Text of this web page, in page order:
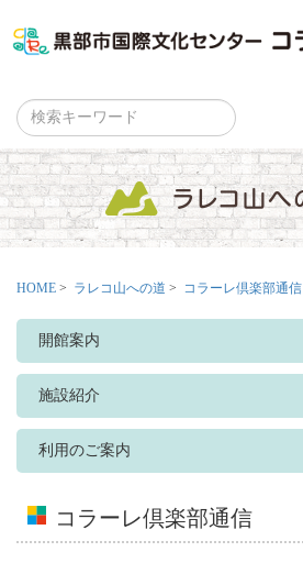
HOME > ラレコ山への道 > コラーレ倶楽部通信
開館案内
施設紹介
利用のご案内
コラーレ倶楽部通信